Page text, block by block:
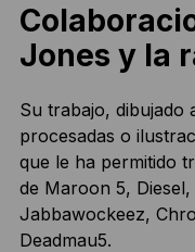
Jones y la
Su trabajo, dibujado
procesadas o
que le ha permitido
de Maroon 5,
Jabbawockeez,
Deadmau5.